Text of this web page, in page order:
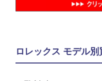
ロレックス モデル別